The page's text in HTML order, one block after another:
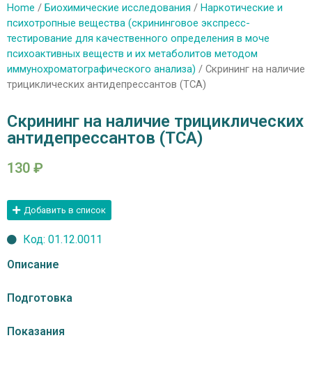
Home / Биохимические исследования / Наркотические и
психотропные вещества (скрининговое экспресс-
тестирование для качественного определения в моче
психоактивных веществ и их метаболитов методом
иммунохроматографического анализа) / Скрининг на наличие
трициклических антидепрессантов (ТСА)
Скрининг на наличие трициклических
антидепрессантов (ТСА)
130 ₽
Добавить в список
Код: 01.12.0011
Описание
Подготовка
Показания